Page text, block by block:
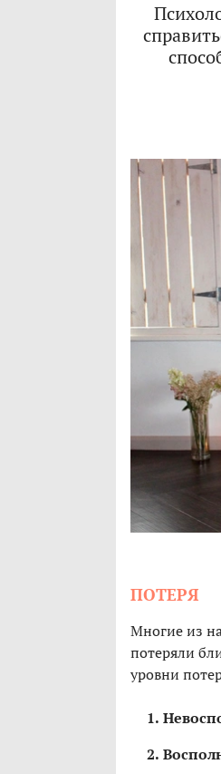
ПОТЕРЯ
Многие из
потеряли
уровни